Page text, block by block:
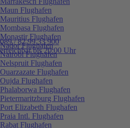
089 / 82 99 33 900
erreichbar bis 20:00 Uhr
Maun Flughafen
Mauritius Flughafen
Mombasa Flughafen
Monastir Flughafen
Nador Flughafen
Nairobi Flughafen
Nelspruit Flughafen
Ouarzazate Flughafen
Oujda Flughafen
Phalaborwa Flughafen
Pietermaritzburg Flughafen
Port Elizabeth Flughafen
Praia Intl. Flughafen
Rabat Flughafen